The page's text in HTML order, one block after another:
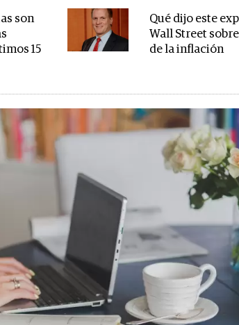
son
15
Qué dijo este
Wall Street
de la inflación